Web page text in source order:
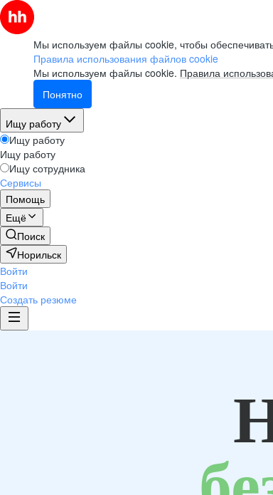
Мы используем файлы cookie, чтобы
Правила использования файлов cookie
Мы используем файлы cookie. Правила
Понятно
Ищу работу
Ищу работу
Ищу работу
Ищу сотрудника
Сервисы
Помощь
Ещё
Поиск
Норильск
Войти
Войти
Создать резюме